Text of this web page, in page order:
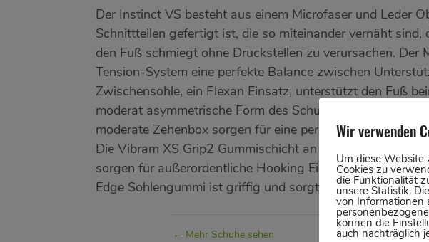
Der Instinct VS besteht aus einem Microfaser und Leder
Schnittteilen gefertigt ist, die so miteinander vernäht sind,
den Fuß schmiegt ohne Druckstellen zu verursachen.
Tension-System eine perfekte Balance zwischen
Zwischensohle, ein Flexan Einsatz, unterstützt den Fuß
moderat asymmetrische Form des Schuhs sowie der
moderate Zehenbox sorgen für eine perfekte
Die Vibram XS Grip2 Gummischicht an der Ferse und das
sorgen für außerordentliche Hooking Eigenschaften. Das
Edge Sohlengummi ist griffig und sorgt für eine gute
Mehr Schuhe sehen
Wir verwenden
Um diese Website
Cookies zu
die Funktionalität
unsere Statistik.
von Informationen
können die
auch nachträglich